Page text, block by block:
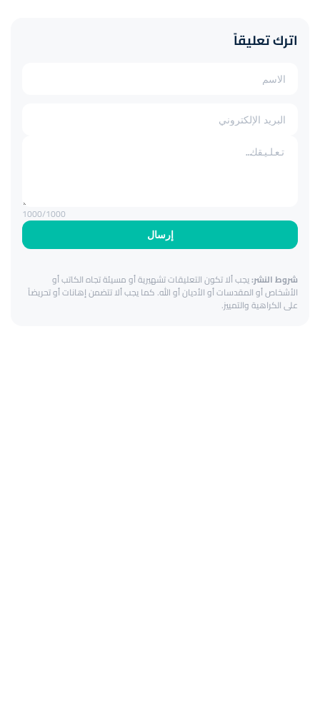
اترك تعليقاً
إرسال
1000/1000
شروط النشر:يجب ألا تكون التعليقات تشهيرية أو مسيئة تجاه الكاتب أو
الأشخاص أو المقدسات أو الأديان أو الله. كما يجب ألا تتضمن إهانات أو تحريضاً
على الكراهية والتمييز.